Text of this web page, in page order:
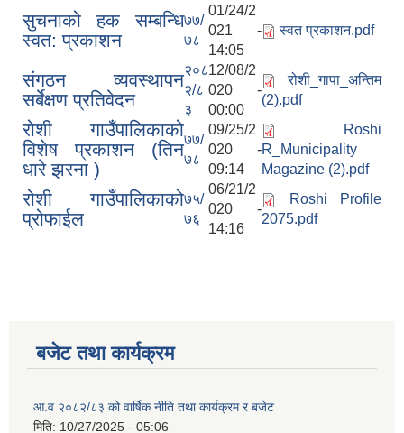
सुचनाको हक सम्बन्धि
स्वत: प्रकाशन
७७/
७८
01/24/2
021 -
14:05
स्वत प्रकाशन.pdf
संगठन व्यवस्थापन
सर्बेक्षण प्रतिवेदन
२०८
२/८
३
12/08/2
020 -
00:00
रोशी_गापा_अन्तिम
(2).pdf
रोशी गाउँपालिकाको
विशेष प्रकाशन (तिन
धारे झरना )
७७/
७८
09/25/2
020 -
09:14
Roshi
R_Municipality
Magazine (2).pdf
रोशी गाउँपालिकाको
प्रोफाईल
७५/
७६
06/21/2
020 -
14:16
Roshi Profile
2075.pdf
बजेट तथा कार्यक्रम
आ.व २०८२/८३ को वार्षिक नीति तथा कार्यक्रम र बजेट
मिति: 10/27/2025 - 05:06